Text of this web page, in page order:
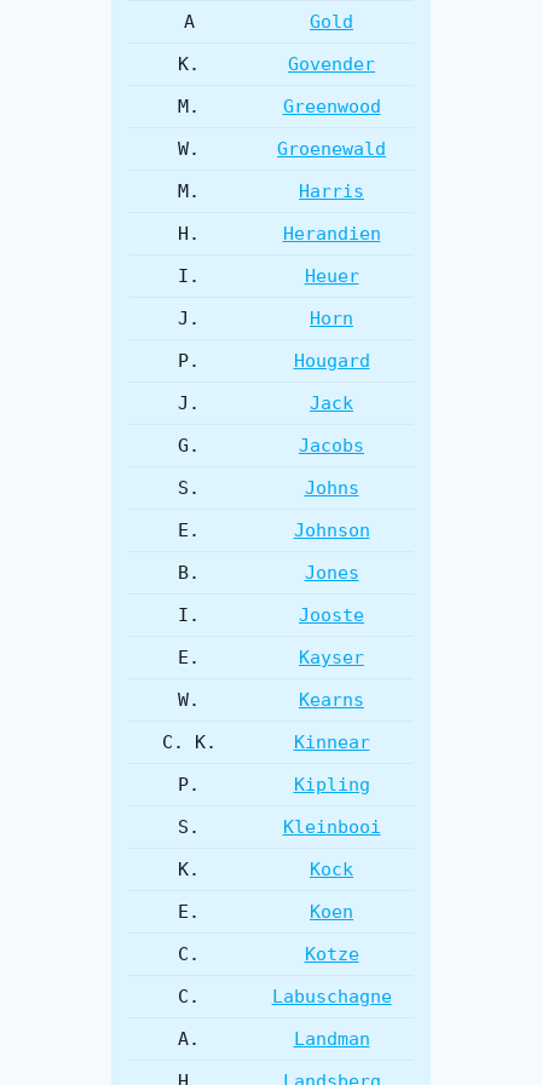
A
Gold
K.
Govender
M.
Greenwood
W.
Groenewald
M.
Harris
H.
Herandien
I.
Heuer
J.
Horn
P.
Hougard
J.
Jack
G.
Jacobs
S.
Johns
E.
Johnson
B.
Jones
I.
Jooste
E.
Kayser
W.
Kearns
C. K.
Kinnear
P.
Kipling
S.
Kleinbooi
K.
Kock
E.
Koen
C.
Kotze
C.
Labuschagne
A.
Landman